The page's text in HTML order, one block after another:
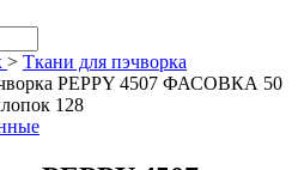
> Ткани для пэчворка
PEPPY 4507 ФАСОВКА 50
128